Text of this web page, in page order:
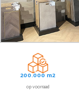
200.000 m2
op voorraad